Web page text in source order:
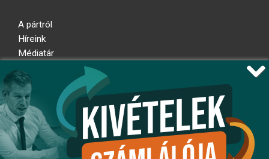
A pártról
Híreink
Médiatár
Adatkezelési nyilatkozat
Átláthatósági nyilatkozat
Ugrás az oldal tetejére
Kövessen minket!